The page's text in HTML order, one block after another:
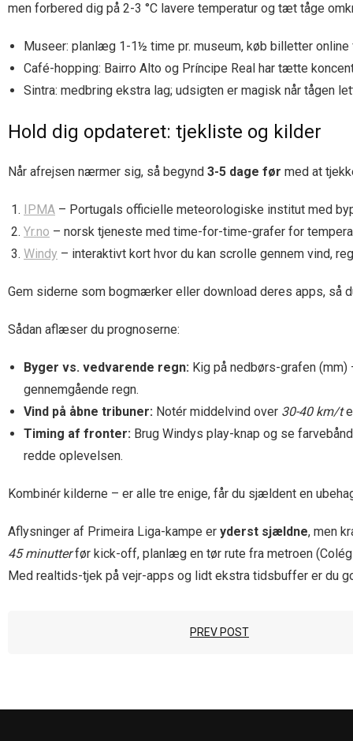
men forbered dig på 2-3 °C lavere temperatur og tæt tåge
Museer: planlæg 1-1½ time pr. museum, køb billetter online
Café-hopping: Bairro Alto og Príncipe Real har tætte
Sintra: medbring ekstra lag; udsigten er magisk når tågen
Hold dig opdateret: tjekliste og kilder
Når afrejsen nærmer sig, så begynd 3-5 dage før med at
IPMA – Portugals officielle meteorologiske institut med
Yr.no – norsk tjeneste med time-for-time-grafer for
Windy – interaktivt kort hvor du kan scrolle gennem vind,
Gem siderne som bogmærker eller download deres apps, så
Sådan aflæser du prognoserne:
Byger vs. vedvarende regn: Kig på nedbørs-grafen
gennemgående regn.
Vind på åbne tribuner: Notér middelvind over 30-40 km/t
Timing af fronter: Brug Windys play-knap og se
redde oplevelsen.
Kombinér kilderne – er alle tre enige, får du sjældent en
Aflysninger af Primeira Liga-kampe er yderst sjældne, men
45 minutterfør kick-off, planlæg en tør rute fra metroen
Med realtids-tjek på vejr-apps og lidt ekstra tidsbuffer er du
PREV POST